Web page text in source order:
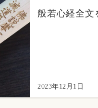
般若心経全文
2023年12月1日